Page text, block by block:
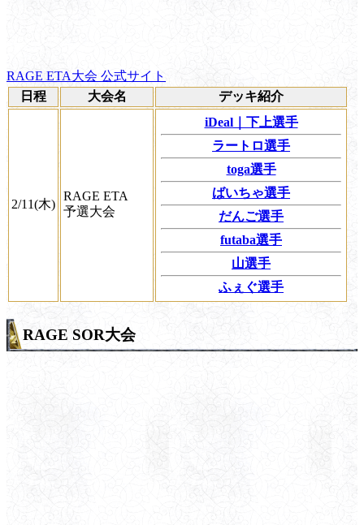
RAGE ETA大会 公式サイト
日程
大会名 デッキ紹介
2/11(木)
RAGE ETA
予選大会
iDeal｜下上選手
ラートロ選手
toga選手
ばいちゃ選手
だんご選手
futaba選手
山選手
ふぇぐ選手
RAGE SOR大会